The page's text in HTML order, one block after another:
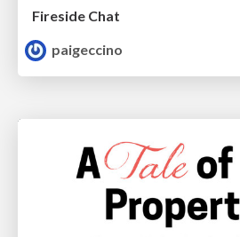
Fireside Chat
paigeccino